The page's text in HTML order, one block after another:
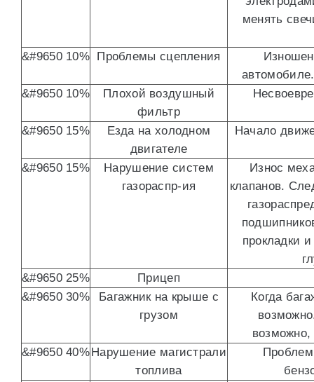
менять
&#9650 10% Проблемы сцепления
&#9650 10%
Плохой воздушный
фильтр
&#9650 15%
Езда на холодном
двигателе
Начало
&#9650 15%
Нарушение систем
газораспр-ия
Износ
клапанов.
прокладки
&#9650 25%
Прицеп
&#9650 30%
Багажник на крыше с
грузом
Когда
возможно,
&#9650 40%Нарушение магистрали
топлива